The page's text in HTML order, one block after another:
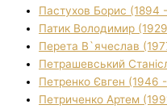
Пастухов Борис (1894
Патик Володимир
Перета В`ячеслав
Петрашевський
Петренко Євген (1946
Петриченко Артем